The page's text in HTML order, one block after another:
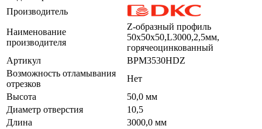
Производитель
Наименование
производителя
Z-образный профиль
50х50х50,L3000,2,5мм,
горячеоцинкованный
Артикул
BPM3530HDZ
Возможность отламывания
отрезков
Нет
Высота
50,0 мм
Диаметр отверстия
10,5
Длина
3000,0 мм